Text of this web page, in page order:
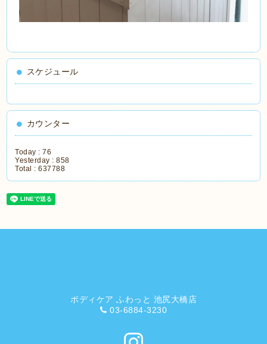
スケジュール
カウンター
Today :76
Yesterday :858
Total :637788
ボディケア ふわっと 池尻大橋店
03-6884-3230